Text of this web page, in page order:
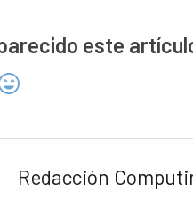
este
Redacción